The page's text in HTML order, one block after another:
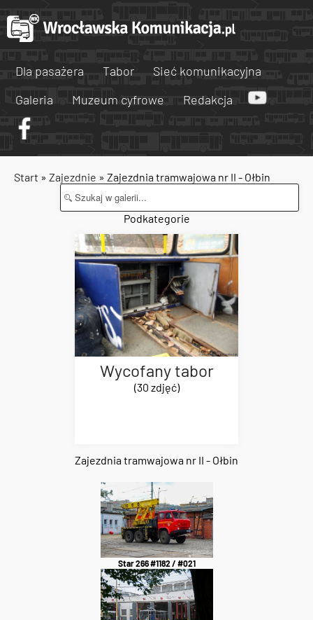
Dla pasażera Tabor
Sieć komunikacyjna
Galeria
Muzeum cyfrowe Redakcja
Start » Zajezdnie » Zajezdnia tramwajowa nr II - Ołbin
Podkategorie
Wycofany tabor
(30 zdjęć)
Zajezdnia tramwajowa nr II - Ołbin
Star 266 #1182 / #021